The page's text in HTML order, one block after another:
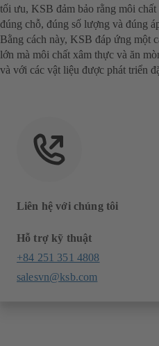
tối ưu, KSB đảm bảo rằng môi
đúng chỗ, đúng số lượng và đúng
Bằng cách này, KSB đáp ứng một
lớn mà môi chất xâm thực và ăn
và với các vật liệu được phát triển
Liên hệ với chúng tôi
Hỗ trợ kỹ thuật
+84 251 351 4808
salesvn@ksb.com